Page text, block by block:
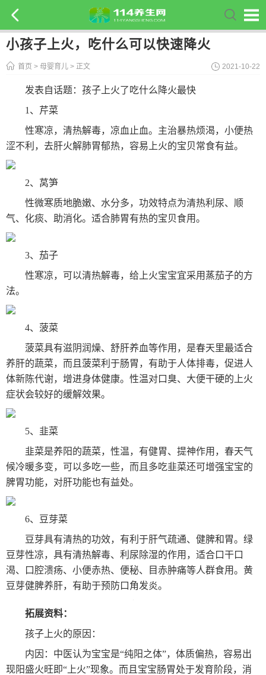
小孩子上火，吃什么可以快速降火
首页 > 母婴育儿 > 正文 2021-10-22
发表自话题： 孩子上火了吃什么降火最快
1、芹菜
性寒凉，清热解毒，凉血止血。主治暴热烦渴，小便热
涩不利，去肝火解肺胃郁热，容易上火的宝贝常食有益。
2、莴笋
性微寒质地脆嫩、水分多，功效特点为清热利尿、顺
气、化痰、助消化。适合肺胃有热的宝贝食用。
3、茄子
性寒凉，可以清热解毒，给上火宝宝宜采用蒸茄子的方
法。
4、菠菜
菠菜具有滋阴润燥、舒肝养血等作用，是春天里最适合
养肝的蔬菜，而且菠菜利于肠胃，有助于人体排毒，促进人
体新陈代谢，增进身体健康。性温对口臭、大便干硬的上火
症状会较好的缓解效果。
5、韭菜
韭菜是养阳的蔬菜，性温，有健胃、提神作用，春天气
候冷暖多变，可以多吃一些，而且多吃韭菜还可增强宝宝的
脾胃功能，对肝功能也有益处。
6、豆芽菜
豆芽具有清热的功效，有利于肝气疏通、健脾和胃。绿
豆芽性凉，具有清热解毒、利尿除湿的作用，适合口干口
渴、口腔溃疡、小便赤热、便秘、目赤肿痛等人群食用。黄
豆芽健脾养肝，有助于预防口角发炎。
拓展资料：
孩子上火的原因：
内因：中医认为宝宝是“纯阳之体”，体质偏热，容易出
现阳盛火旺即“上火”现象。而且宝宝肠胃处于发育阶段，消